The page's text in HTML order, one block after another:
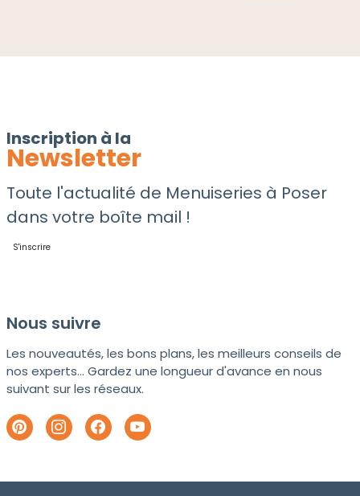
Inscription à la
Newsletter
Toute l'actualité de Menuiseries à Poser
dans votre boîte mail !
S'inscrire
Nous suivre
Les nouveautés, les bons plans, les meilleurs conseils de
nos experts... Gardez une longueur d'avance en nous
suivant sur les réseaux.